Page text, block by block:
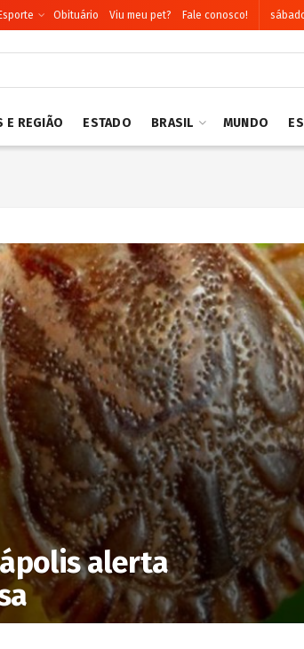
Esporte Obituário Viu meu pet? Fale conosco!
E REGIÃO ESTADO BRASIL MUNDO
alerta